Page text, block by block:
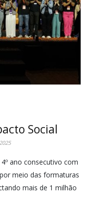
Social
ano consecutivo com
meio das formaturas
mais de 1 milhão